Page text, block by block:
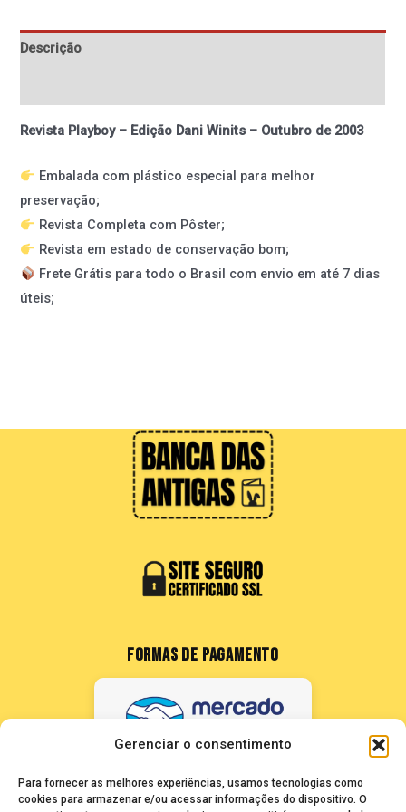
Gerenciar o consentimento
Para fornecer as melhores experiências, usamos tecnologias como
cookies para armazenar e/ou acessar informações do dispositivo. O
Descrição
Revista Playboy – Edição Dani Winits – Outubro de 2003
Embalada com plástico especial para melhor
preservação;
Revista Completa com Pôster;
Revista em estado de conservação bom;
Frete Grátis para todo o Brasil com envio em até 7 dias
úteis;
FORMAS DE PAGAMENTO